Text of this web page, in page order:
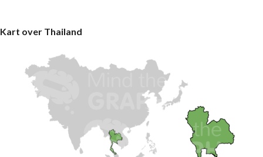
Kart over Thailand